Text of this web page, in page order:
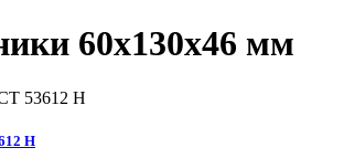
60x130x46 мм
Н